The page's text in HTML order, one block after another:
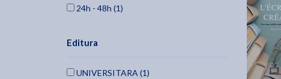
24h - 48h (1)
Editura
UNIVERSITARA (1)